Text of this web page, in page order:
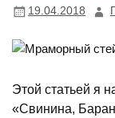
19.04.2018
Этой статьей я
«Свинина,